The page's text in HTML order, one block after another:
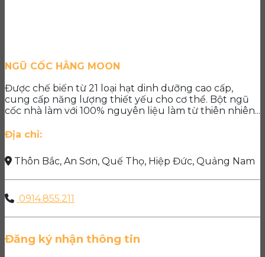
NGŨ CỐC HẰNG MOON
Được chế biến từ 21 loại hạt dinh dưỡng cao cấp,
cung cấp năng lượng thiết yếu cho cơ thể. Bột ngũ
cốc nhà làm với 100% nguyên liệu làm từ thiên nhiên...
Địa chỉ:
Thôn Bắc, An Sơn, Quế Thọ, Hiệp Đức, Quảng Nam
0914.855.211
Đăng ký nhận thông tin